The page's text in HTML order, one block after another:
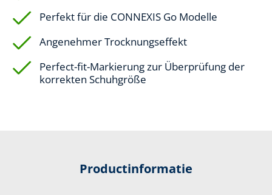
Perfekt für die CONNEXIS Go Modelle
Angenehmer Trocknungseffekt
Perfect-fit-Markierung zur Überprüfung der
korrekten Schuhgröße
Productinformatie